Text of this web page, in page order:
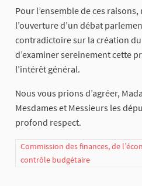
Pour l’ensemble de ces
l’ouverture d’un débat
contradictoire sur la création
d’examiner sereinement cette
l’intérêt général.
Nous vous prions d’agréer,
Mesdames et Messieurs les
profond respect.
Commission des finances, de
contrôle budgétaire